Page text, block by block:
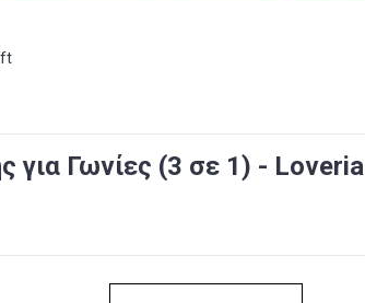
για Γωνίες (3 σε 1) - Loveria